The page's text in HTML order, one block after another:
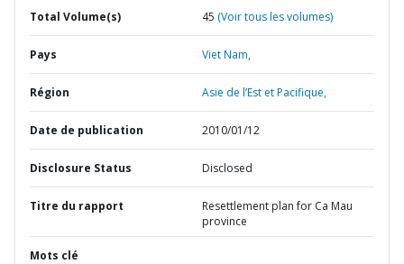
Total Volume(s) 45 (Voir tous les volumes)
Pays Viet Nam,
Région Asie de l’Est et Pacifique,
Date de publication 2010/01/12
Disclosure Status Disclosed
Titre du rapport
Resettlement plan for Ca Mau
province
Mots clé